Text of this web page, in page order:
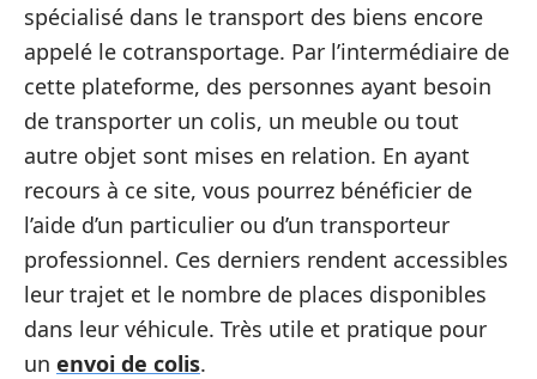
spécialisé dans le transport des biens encore
appelé le cotransportage. Par l’intermédiaire de
cette plateforme, des personnes ayant besoin
de transporter un colis, un meuble ou tout
autre objet sont mises en relation. En ayant
recours à ce site, vous pourrez bénéficier de
l’aide d’un particulier ou d’un transporteur
professionnel. Ces derniers rendent accessibles
leur trajet et le nombre de places disponibles
dans leur véhicule. Très utile et pratique pour
un envoi de colis.